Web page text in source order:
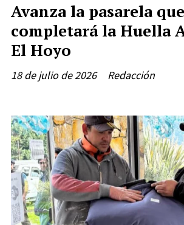
Avanza la pasarela que
completará la Huella
El Hoyo
Redacción
18 de julio de 2026